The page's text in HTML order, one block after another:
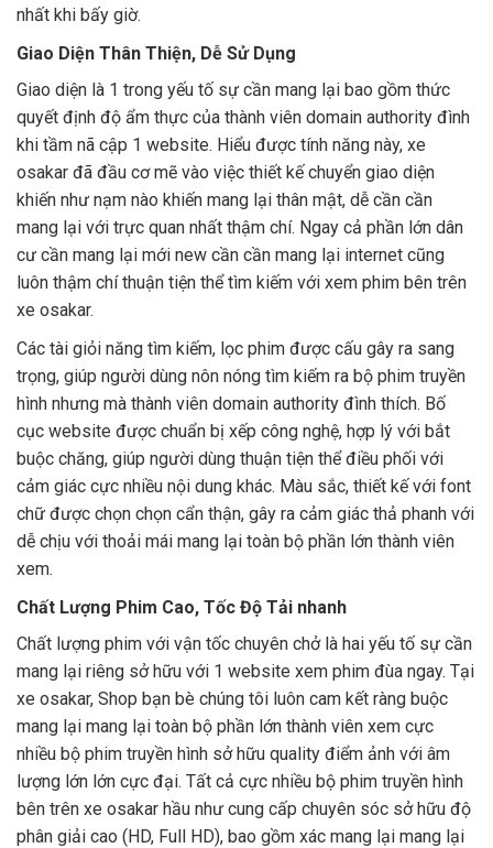
nhất khi bấy giờ.
Giao Diện Thân Thiện, Dễ Sử Dụng
Giao diện là 1 trong yếu tố sự cần mang lại bao gồm thức
quyết định độ ẩm thực của thành viên domain authority đình
khi tầm nã cập 1 website. Hiểu được tính năng này, xe
osakar đã đầu cơ mẽ vào việc thiết kế chuyển giao diện
khiến như nạm nào khiến mang lại thân mật, dễ cần cần
mang lại với trực quan nhất thậm chí. Ngay cả phần lớn dân
cư cần mang lại mới new cần cần mang lại internet cũng
luôn thậm chí thuận tiện thể tìm kiếm với xem phim bên trên
xe osakar.
Các tài giỏi năng tìm kiếm, lọc phim được cấu gây ra sang
trọng, giúp người dùng nôn nóng tìm kiếm ra bộ phim truyền
hình nhưng mà thành viên domain authority đình thích. Bố
cục website được chuẩn bị xếp công nghệ, hợp lý với bắt
buộc chăng, giúp người dùng thuận tiện thể điều phối với
cảm giác cực nhiều nội dung khác. Màu sắc, thiết kế với font
chữ được chọn chọn cẩn thận, gây ra cảm giác thả phanh với
dễ chịu với thoải mái mang lại toàn bộ phần lớn thành viên
xem.
Chất Lượng Phim Cao, Tốc Độ Tải nhanh
Chất lượng phim với vận tốc chuyên chở là hai yếu tố sự cần
mang lại riêng sở hữu với 1 website xem phim đùa ngay. Tại
xe osakar, Shop bạn bè chúng tôi luôn cam kết ràng buộc
mang lại mang lại toàn bộ phần lớn thành viên xem cực
nhiều bộ phim truyền hình sở hữu quality điểm ảnh với âm
lượng lớn lớn cực đại. Tất cả cực nhiều bộ phim truyền hình
bên trên xe osakar hầu như cung cấp chuyên sóc sở hữu độ
phân giải cao (HD, Full HD), bao gồm xác mang lại mang lại